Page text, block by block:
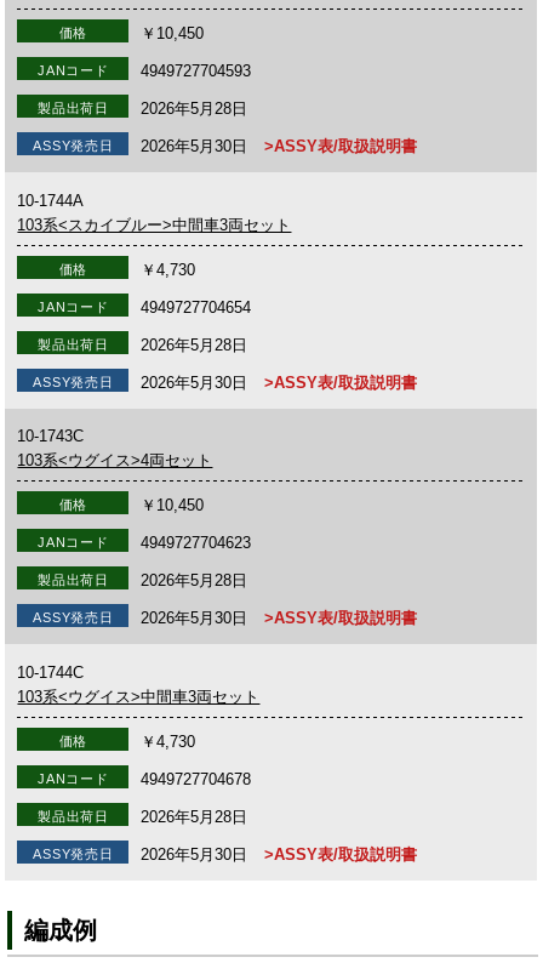
価格 ￥10,450
JANコード 4949727704593
製品出荷日 2026年5月28日
ASSY発売日 2026年5月30日 >ASSY表/取扱説明書
10-1744A
103系<スカイブルー>中間車3両セット
価格 ￥4,730
JANコード 4949727704654
製品出荷日 2026年5月28日
ASSY発売日 2026年5月30日 >ASSY表/取扱説明書
10-1743C
103系<ウグイス>4両セット
価格 ￥10,450
JANコード 4949727704623
製品出荷日 2026年5月28日
ASSY発売日 2026年5月30日 >ASSY表/取扱説明書
10-1744C
103系<ウグイス>中間車3両セット
価格 ￥4,730
JANコード 4949727704678
製品出荷日 2026年5月28日
ASSY発売日 2026年5月30日 >ASSY表/取扱説明書
編成例